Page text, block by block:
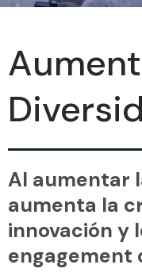
Al aumentar
aumenta la
innovación y
engagement